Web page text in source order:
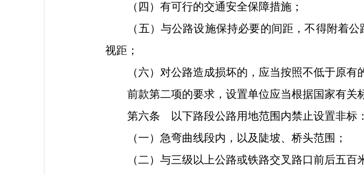
（四）有可行的交通安全保障措施；
（五）与公路设施保持必要的间距，不得附着公
视距；
（六）对公路造成损坏的，应当按照不低于原有
前款第二项的要求，设置单位应当根据国家有关
第六条 以下路段公路用地范围内禁止设置非标：
（一）急弯曲线段内，以及陡坡、桥头范围；
（二）与三级以上公路或铁路交叉路口前后五百